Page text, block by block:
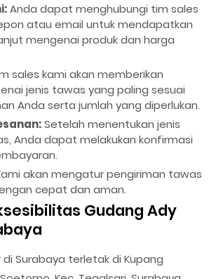
Anda dapat menghubungi tim sales
atau email untuk mendapatkan
mengenai produk dan harga
sales kami akan memberikan
jenis tawas yang paling sesuai
Anda serta jumlah yang diperlukan.
Setelah menentukan jenis
Anda dapat melakukan konfirmasi
akan mengatur pengiriman tawas
cepat dan aman.
Gudang Ady
Surabaya terletak di Kupang